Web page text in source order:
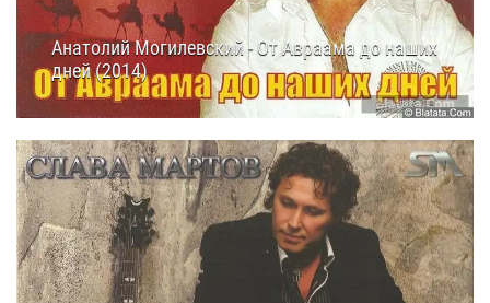
Анатолий Могилевский - От Авраама до наших
дней (2014)
11.10.201414:50